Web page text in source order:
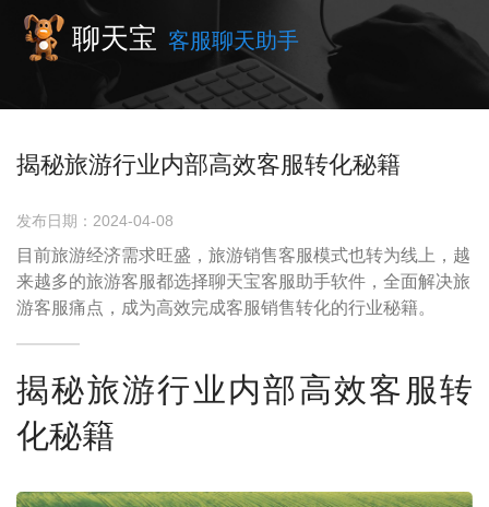
聊天宝 客服聊天助手
揭秘旅游行业内部高效客服转化秘籍
发布日期：2024-04-08
目前旅游经济需求旺盛，旅游销售客服模式也转为线上，越
来越多的旅游客服都选择聊天宝客服助手软件，全面解决旅
游客服痛点，成为高效完成客服销售转化的行业秘籍。
揭秘旅游行业内部高效客服转
化秘籍